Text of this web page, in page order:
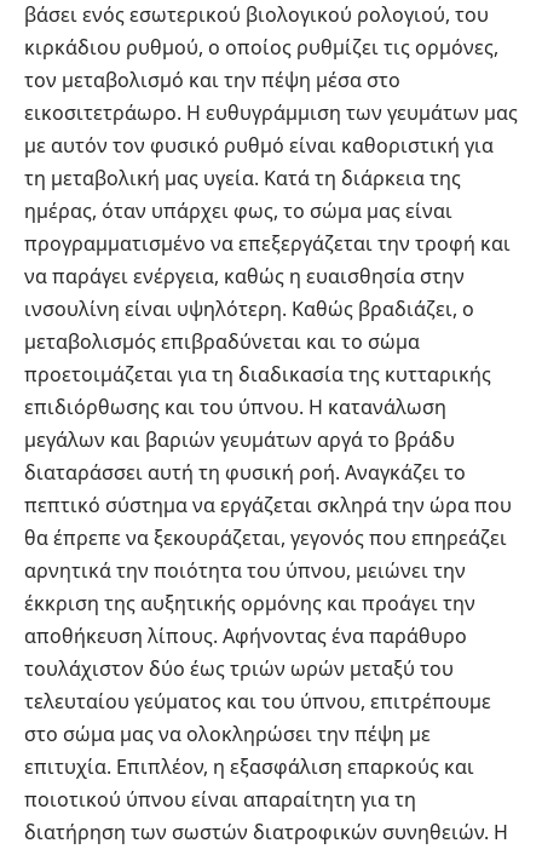
βάσει ενός εσωτερικού βιολογικού ρολογιού, του
κιρκάδιου ρυθμού, ο οποίος ρυθμίζει τις ορμόνες,
τον μεταβολισμό και την πέψη μέσα στο
εικοσιτετράωρο. Η ευθυγράμμιση των γευμάτων μας
με αυτόν τον φυσικό ρυθμό είναι καθοριστική για
τη μεταβολική μας υγεία. Κατά τη διάρκεια της
ημέρας, όταν υπάρχει φως, το σώμα μας είναι
προγραμματισμένο να επεξεργάζεται την τροφή και
να παράγει ενέργεια, καθώς η ευαισθησία στην
ινσουλίνη είναι υψηλότερη. Καθώς βραδιάζει, ο
μεταβολισμός επιβραδύνεται και το σώμα
προετοιμάζεται για τη διαδικασία της κυτταρικής
επιδιόρθωσης και του ύπνου. Η κατανάλωση
μεγάλων και βαριών γευμάτων αργά το βράδυ
διαταράσσει αυτή τη φυσική ροή. Αναγκάζει το
πεπτικό σύστημα να εργάζεται σκληρά την ώρα που
θα έπρεπε να ξεκουράζεται, γεγονός που επηρεάζει
αρνητικά την ποιότητα του ύπνου, μειώνει την
έκκριση της αυξητικής ορμόνης και προάγει την
αποθήκευση λίπους. Αφήνοντας ένα παράθυρο
τουλάχιστον δύο έως τριών ωρών μεταξύ του
τελευταίου γεύματος και του ύπνου, επιτρέπουμε
στο σώμα μας να ολοκληρώσει την πέψη με
επιτυχία. Επιπλέον, η εξασφάλιση επαρκούς και
ποιοτικού ύπνου είναι απαραίτητη για τη
διατήρηση των σωστών διατροφικών συνηθειών. Η